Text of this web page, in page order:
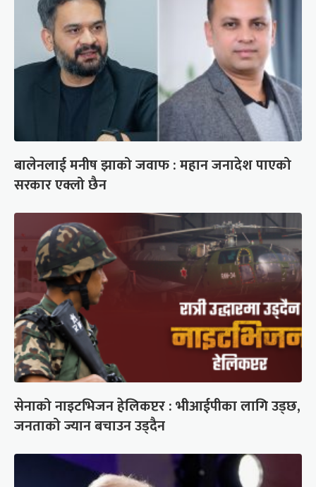
बालेनलाई मनीष झाको जवाफ : महान जनादेश पाएको
सरकार एक्लो छैन
सेनाको नाइटभिजन हेलिकप्टर : भीआईपीका लागि उड्छ,
जनताको ज्यान बचाउन उड्दैन